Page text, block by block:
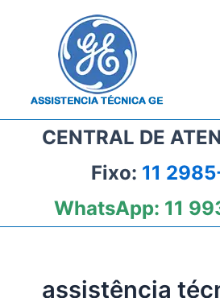
CENTRAL DE
Fixo: 11
WhatsApp: 11
assistência